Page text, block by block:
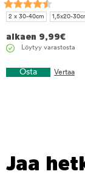
2 x 30-40cm
1,5x20-
alkaen 9,99€
Löytyy varastosta
Osta Vertaa
Jaa